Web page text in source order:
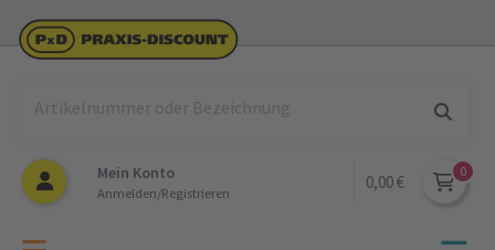
Mein Konto
Anmelden/Registrieren
0,00 €